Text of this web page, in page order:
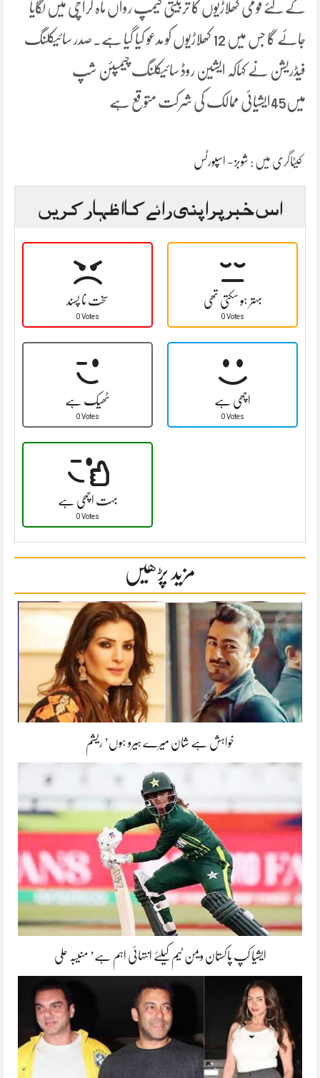
کے لئے قومی کھلاڑیوں کا تربیتی کیمپ رواں ماہ کراچی میں لگایا
جائے گا جس میں 12 کھلاڑیوں کو مدعو کیا گیا ہے۔صدر سائیکلنگ
فیڈریشن نے کہاکہ ایشین روڈ سائیکلنگ چیمپئن شپ
میں45ایشیائی ممالک کی شرکت متوقع ہے
کیٹاگری میں : شوبز - اسپورٹس
اس خبر پر اپنی رائے کا اظہار کریں
سخت نا پسند
0 Votes
بہتر ہو سکتی تھی
0 Votes
ٹھیک ہے
0 Votes
اچھی ہے
0 Votes
بہت اچھی ہے
0 Votes
مزید پڑھیں
خواہش ہے شان میرے ہیرو ہوں’ ریشم
ایشیا کپ پاکستان ویمن ٹیم کیلئے انتہائی اہم ہے’ منیبہ علی